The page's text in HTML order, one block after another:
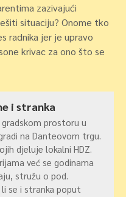
zazivajući
situaciju? Onome tko
radnika jer je upravo
krivac za ono što se
i stranka
prostoru u
na Danteovom trgu.
djeluje lokalni HDZ.
već se godinama
stružu o pod.
se i stranka poput